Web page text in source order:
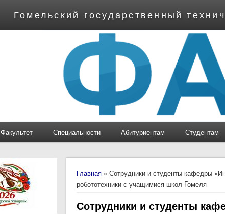
Гомельский государственный
Факультет Специальности Абитуриентам Студентам
Вы здесь
Главная » Сотрудники и студенты кафедры
робототехники с учащимися школ Гомеля
Сотрудники и студенты